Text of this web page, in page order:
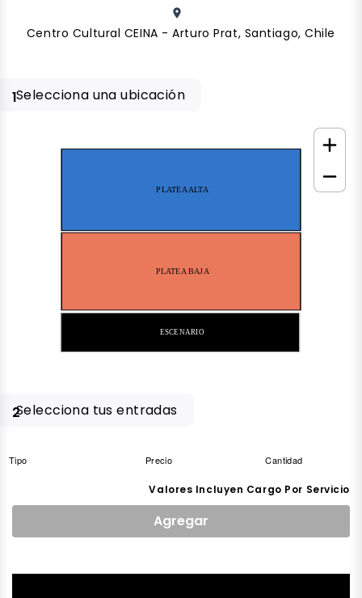
place
Centro Cultural CEINA - Arturo Prat, Santiago, Chile
Selecciona una ubicación
1
ESCENARIO
PLATEA BAJA
PLATEA ALTA
Selecciona tus entradas
2
Tipo Precio Cantidad
Valores Incluyen Cargo Por Servicio
Agregar